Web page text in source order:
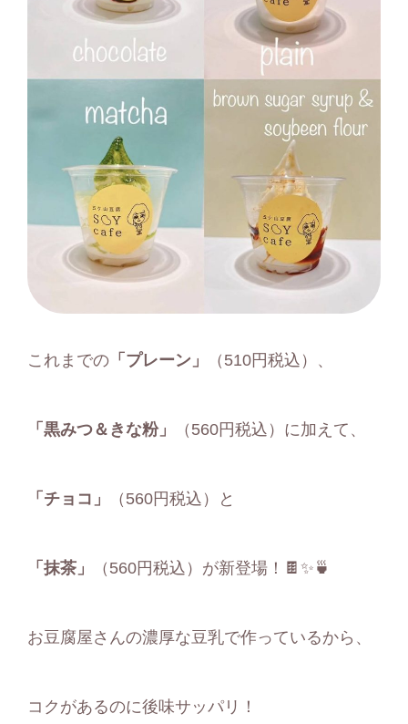
これまでの「プレーン」 （510円税込）、
「黒みつ＆きな粉」 （560円税込）に加えて、
「チョコ」 （560円税込）と
「抹茶」 （560円税込）が新登場！🍫✨🍵
お豆腐屋さんの濃厚な豆乳で作っているから、
コクがあるのに後味サッパリ！